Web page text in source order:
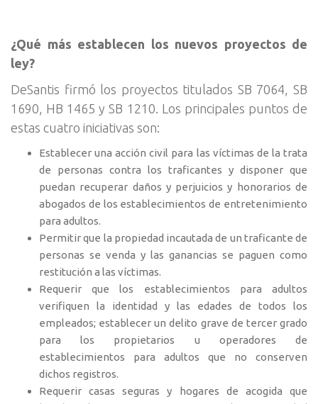
¿Qué más establecen los nuevos proyectos de
ley?
DeSantis firmó los proyectos titulados SB 7064, SB
1690, HB 1465 y SB 1210. Los principales puntos de
estas cuatro iniciativas son:
Establecer una acción civil para las víctimas de la trata
de personas contra los traficantes y disponer que
puedan recuperar daños y perjuicios y honorarios de
abogados de los establecimientos de entretenimiento
para adultos.
Permitir que la propiedad incautada de un traficante de
personas se venda y las ganancias se paguen como
restitución a las víctimas.
Requerir que los establecimientos para adultos
verifiquen la identidad y las edades de todos los
empleados; establecer un delito grave de tercer grado
para los propietarios u operadores de
establecimientos para adultos que no conserven
dichos registros.
Requerir casas seguras y hogares de acogida que